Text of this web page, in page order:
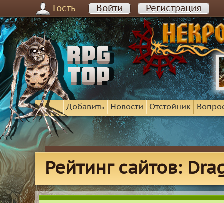
Гость Войти Регистрация
Добавить Новости Отстойник
Рейтинг сайтов: